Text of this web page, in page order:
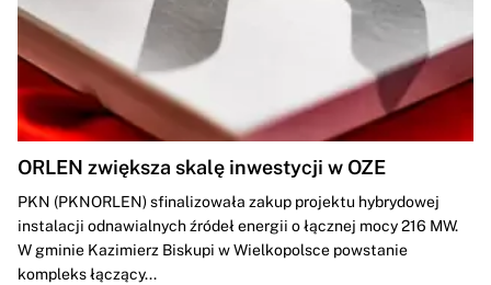
ORLEN zwiększa skalę inwestycji w OZE
PKN (PKNORLEN) sfinalizowała zakup projektu hybrydowej
instalacji odnawialnych źródeł energii o łącznej mocy 216 MW.
W gminie Kazimierz Biskupi w Wielkopolsce powstanie
kompleks łączący...